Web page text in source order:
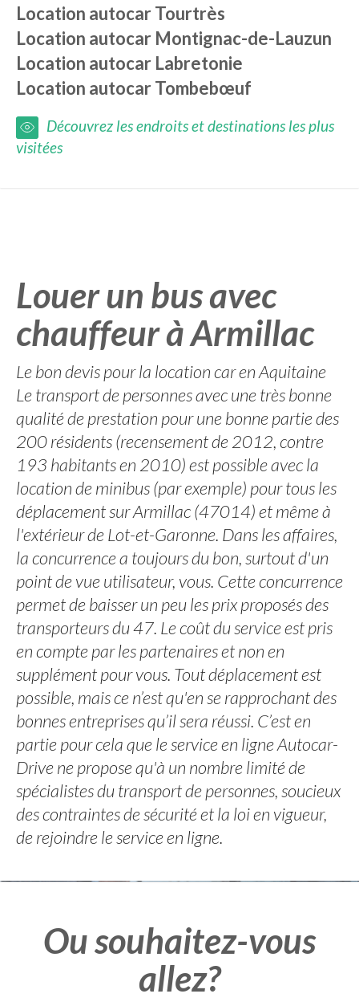
Location autocarTourtrès
Location autocar Montignac-de-Lauzun
Location autocar Labretonie
Location autocarTombebœuf
Découvrez les endroits et destinations les plus
visitées
Louer un bus avec
chauffeur à Armillac
Le bon devis pour la location car en Aquitaine
Le transport de personnes avec une très bonne
qualité de prestation pour une bonne partie des
200 résidents (recensement de 2012, contre
193 habitants en 2010) est possible avec la
location de minibus (par exemple) pour tous les
déplacement sur Armillac (47014) et même à
l'extérieur de Lot-et-Garonne. Dans les affaires,
la concurrence a toujours du bon, surtout d'un
point de vue utilisateur, vous. Cette concurrence
permet de baisser un peu les prix proposés des
transporteurs du 47. Le coût du service est pris
en compte par les partenaires et non en
supplément pour vous. Tout déplacement est
possible, mais ce n’est qu'en se rapprochant des
bonnes entreprises qu’il sera réussi. C’est en
partie pour cela que le service en ligne Autocar-
Drive ne propose qu'à un nombre limité de
spécialistes du transport de personnes, soucieux
des contraintes de sécurité et la loi en vigueur,
de rejoindre le service en ligne.
Ou souhaitez-vous
allez?